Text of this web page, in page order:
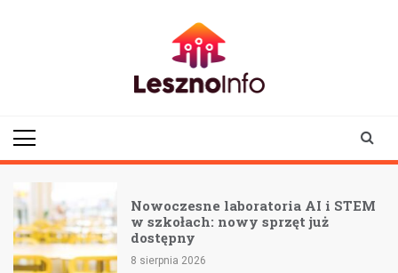
Nowoczesne laboratoria AI i STEM
w szkołach: nowy sprzęt już
dostępny
8 sierpnia 2026